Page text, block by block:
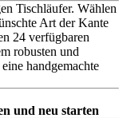
Tischläufer. Wählen
Art der Kante
24 verfügbaren
robusten und
handgemachte
und neu starten